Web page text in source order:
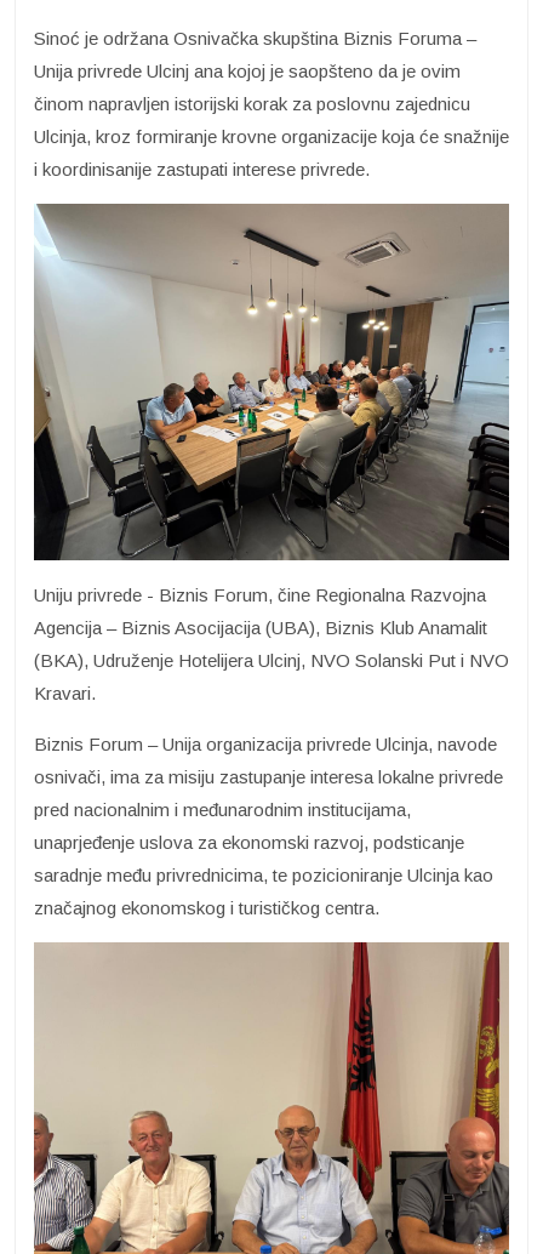
Sinoć je održana Osnivačka skupština Biznis Foruma –
Unija privrede Ulcinj ana kojoj je saopšteno da je ovim
činom napravljen istorijski korak za poslovnu zajednicu
Ulcinja, kroz formiranje krovne organizacije koja će snažnije
i koordinisanije zastupati interese privrede.
Uniju privrede - Biznis Forum, čine Regionalna Razvojna
Agencija – Biznis Asocijacija (UBA), Biznis Klub Anamalit
(BKA), Udruženje Hotelijera Ulcinj, NVO Solanski Put i NVO
Kravari.
Biznis Forum – Unija organizacija privrede Ulcinja, navode
osnivači, ima za misiju zastupanje interesa lokalne privrede
pred nacionalnim i međunarodnim institucijama,
unaprjeđenje uslova za ekonomski razvoj, podsticanje
saradnje među privrednicima, te pozicioniranje Ulcinja kao
značajnog ekonomskog i turističkog centra.